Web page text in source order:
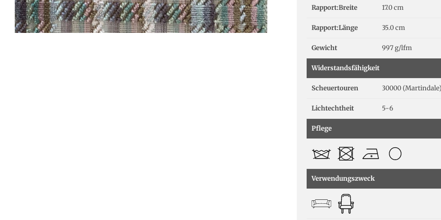
Rapport:Breite 17.0 cm
Rapport:Länge 35.0 cm
Gewicht 997 g/lfm
Widerstandsfähigkeit
Scheuertouren 30000
Lichtechtheit 5-6
Pflege
Verwendungszweck